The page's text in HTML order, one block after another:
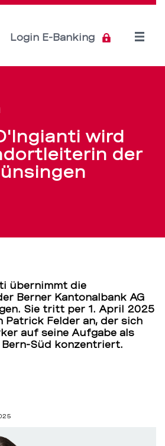
Login E-Banking
Open
wird
der
übernimmt die
Berner Kantonalbank AG
Sie tritt per 1. April 2025
Patrick Felder an, der sich
auf seine Aufgabe als
Bern-Süd konzentriert.